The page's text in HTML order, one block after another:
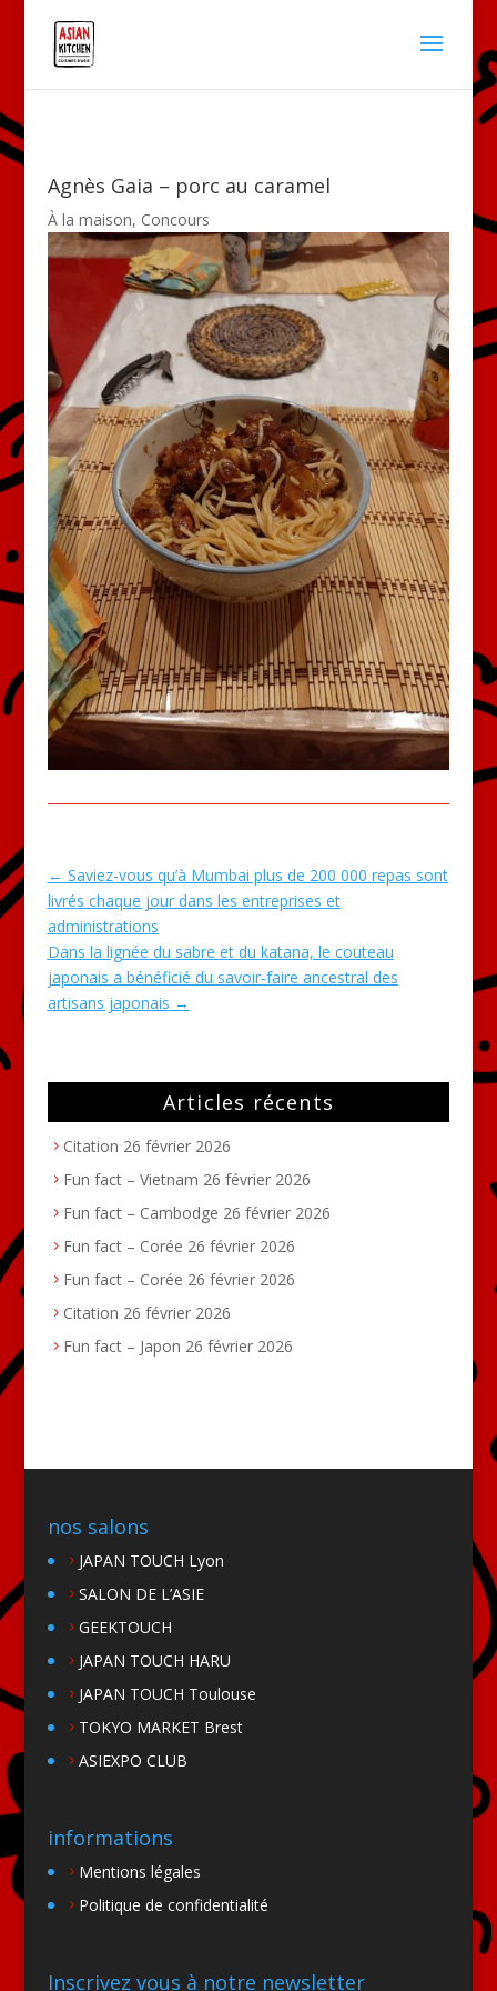
Agnès Gaia – porc au caramel
À la maison, Concours
← Saviez-vous qu’à Mumbai plus de 200 000 repas sont
livrés chaque jour dans les entreprises et
administrations
Dans la lignée du sabre et du katana, le couteau
japonais a bénéficié du savoir-faire ancestral des
artisans japonais →
Articles récents
Citation 26 février 2026
Fun fact – Vietnam 26 février 2026
Fun fact – Cambodge 26 février 2026
Fun fact – Corée 26 février 2026
Fun fact – Corée 26 février 2026
Citation 26 février 2026
Fun fact – Japon 26 février 2026
nos salons
JAPAN TOUCH Lyon
SALON DE L’ASIE
GEEKTOUCH
JAPAN TOUCH HARU
JAPAN TOUCH Toulouse
TOKYO MARKET Brest
ASIEXPO CLUB
informations
Mentions légales
Politique de confidentialité
Inscrivez vous à notre newsletter